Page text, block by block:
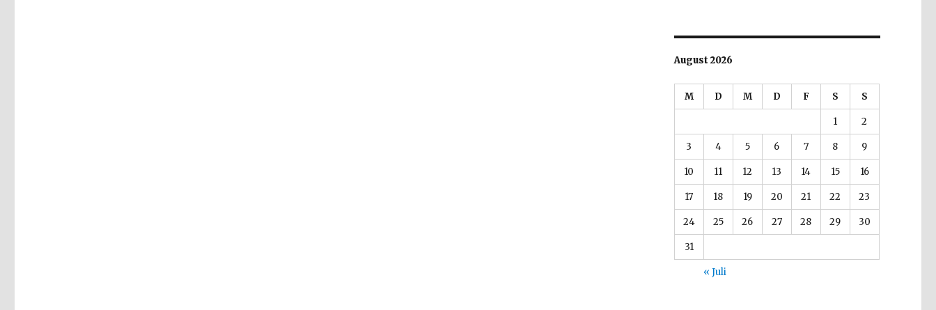
August 2026
M D M D F S S
1 2
3 4 5 6 7 8 9
10 11 12 13 14 15 16
17 18 19 20 21 22 23
24 25 26 27 28 29 30
31
« Juli